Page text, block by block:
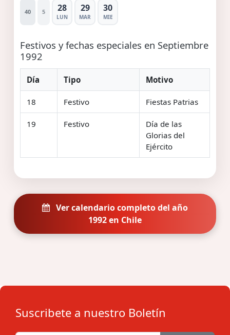
40 5 28
LUN
29
MAR
30
MIE
Festivos y fechas especiales en Septiembre
1992
Día Tipo Motivo
18 Festivo Fiestas Patrias
19 Festivo
Día de las
Glorias del
Ejército
Ver calendario completo del año
1992 en Chile
Suscribete a nuestro Boletín